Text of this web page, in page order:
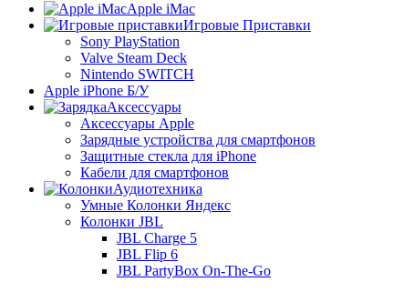
Apple iMac
Игровые Приставки
Sony PlayStation
Valve Steam Deck
Nintendo SWITCH
Apple iPhone Б/У
Аксессуары
Аксессуары Apple
Зарядные устройства для смартфонов
Защитные стекла для iPhone
Кабели для смартфонов
Аудиотехника
Умные Колонки Яндекс
Колонки JBL
JBL Charge 5
JBL Flip 6
JBL PartyBox On-The-Go